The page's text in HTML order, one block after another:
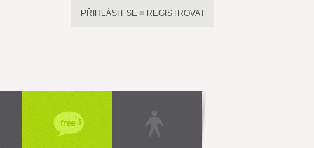
PŘIHLÁSIT SE ■ REGISTROVAT